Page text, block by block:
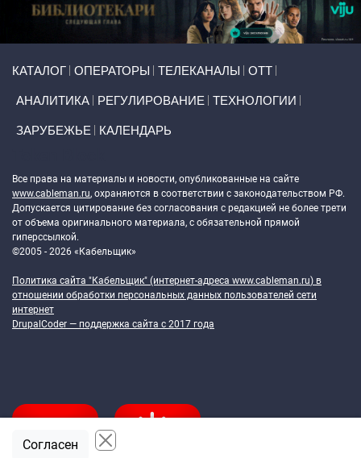
КАТАЛОГ ОПЕРАТОРЫ ТЕЛЕКАНАЛЫ ОТТ
АНАЛИТИКА РЕГУЛИРОВАНИЕ ТЕХНОЛОГИИ
ЗАРУБЕЖЬЕ КАЛЕНДАРЬ
Все права на материалы и новости, опубликованные на сайте
www.cableman.ru, охраняются в соответствии с законодательством РФ.
Допускается цитирование без согласования с редакцией не более трети
от объема оригинального материала, с обязательной прямой
гиперссылкой.
©2005 - 2026 «Кабельщик»
Политика сайта "Кабельщик" (интернет-адреса www.cableman.ru) в
отношении обработки персональных данных пользователей сети
интернет
DrupalCoder — поддержка сайта c 2017 года
Согласен